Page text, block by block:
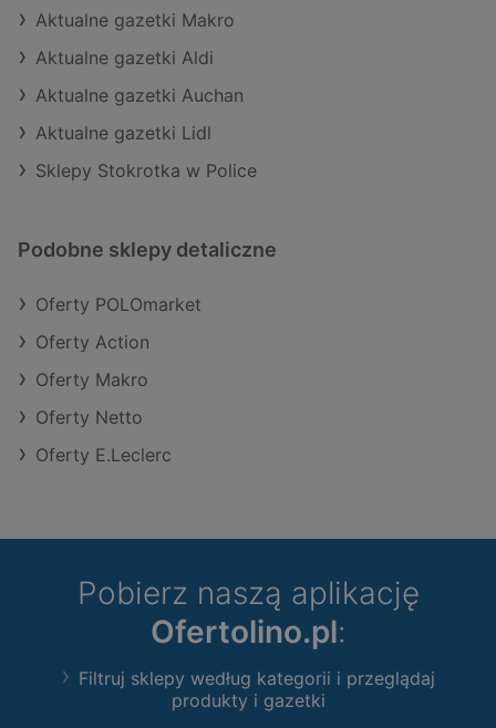
Aktualne gazetki Makro
Aktualne gazetki Aldi
Aktualne gazetki Auchan
Aktualne gazetki Lidl
Sklepy Stokrotka w Police
Podobne sklepy detaliczne
Oferty POLOmarket
Oferty Action
Oferty Makro
Oferty Netto
Oferty E.Leclerc
Pobierz naszą aplikację
Ofertolino.pl:
Filtruj sklepy według kategorii i przeglądaj
produkty i gazetki